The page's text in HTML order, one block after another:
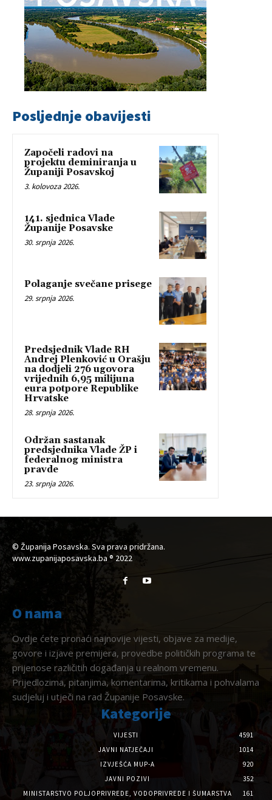
Posljednje obavijesti
Započeli radovi na
projektu deminiranja u
Županiji Posavskoj
3. kolovoza 2026.
141. sjednica Vlade
Županije Posavske
30. srpnja 2026.
Polaganje svečane prisege
29. srpnja 2026.
Predsjednik Vlade RH
Andrej Plenković u Orašju
na dodjeli 276 ugovora
vrijednih 6,95 milijuna
eura potpore Republike
Hrvatske
28. srpnja 2026.
Održan sastanak
predsjednika Vlade ŽP i
federalnog ministra
pravde
23. srpnja 2026.
© Županija Posavska. Sva prava pridržana.
www.zupanijaposavska.ba ® 2022
O nama
Ovdje ćete pronaći najnovije vijesti, objave za medije,
govore i izjave premijera, provedbe političkih programa te
prijenose različitih događanja u realnom vremenu.
Prijedlozima, pitanjima, komentarima, kritikama i pohvalama
sudjeluj i utječi na rad Županije Posavske.
Kategorije
VIJESTI
4591
JAVNI NATJEČAJI
1014
IZVJEŠĆA MUP-A
920
JAVNI POZIVI
352
MINISTARSTVO POLJOPRIVREDE, VODOPRIVREDE I ŠUMARSTVA
161